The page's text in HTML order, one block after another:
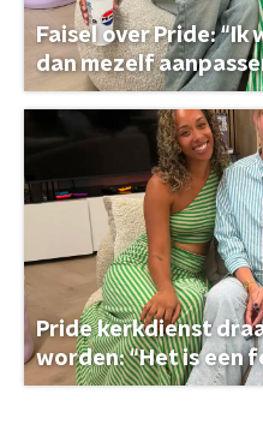
Faisel over Pride:
dan mezelf
Pride kerkdienst
worden: “Het is een